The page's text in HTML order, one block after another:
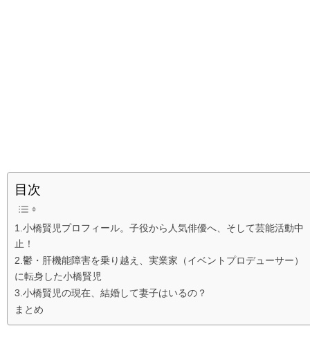
目次
1.小橋賢児プロフィール。子役から人気俳優へ、そして芸能活動中
止！
2.鬱・肝機能障害を乗り越え、実業家（イベントプロデューサー）
に転身した小橋賢児
3.小橋賢児の現在、結婚して妻子はいるの？
まとめ